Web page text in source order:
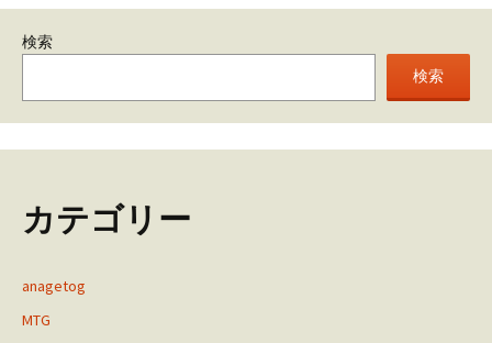
検索
検索
カテゴリー
anagetog
MTG